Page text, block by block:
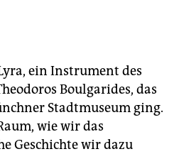
ein Instrument des
Boulgarides, das
Stadtmuseum ging.
wie wir das
Geschichte wir dazu